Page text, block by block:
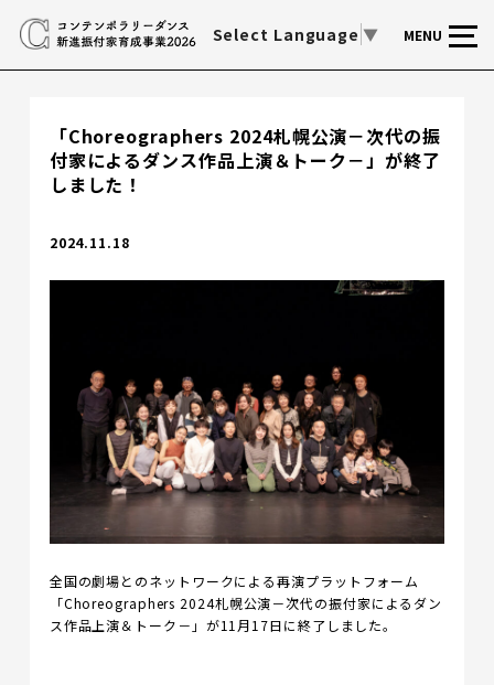
Select Language ▼ MENU
「Choreographers 2024札幌公演－次代の振
付家によるダンス作品上演＆トーク－」が終了
しました！
2024.11.18
全国の劇場とのネットワークによる再演プラットフォーム
「Choreographers 2024札幌公演－次代の振付家によるダン
ス作品上演＆トーク－」が11月17日に終了しました。